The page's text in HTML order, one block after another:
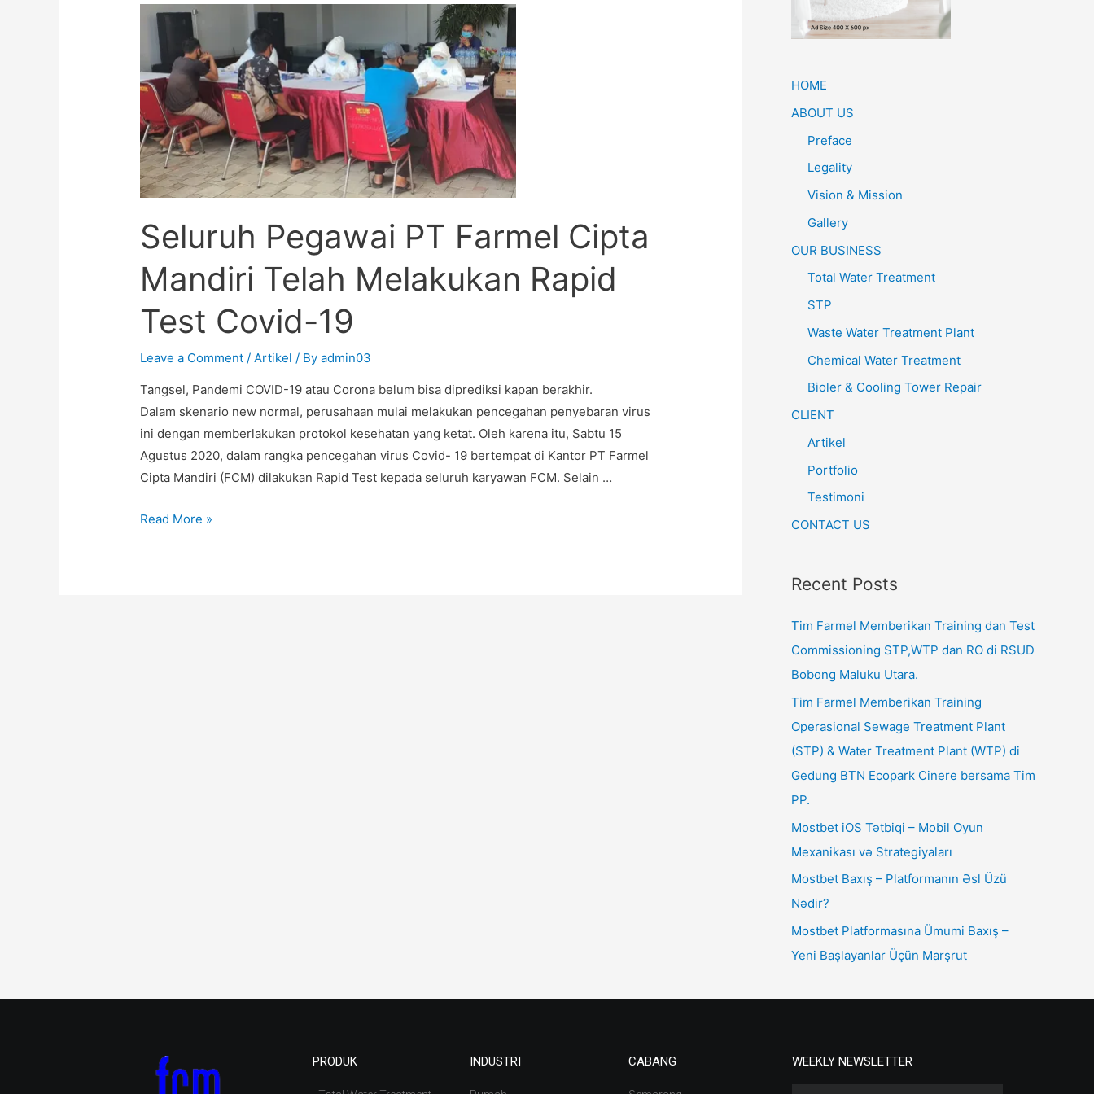
Seluruh Pegawai PT Farmel Cipta
Mandiri Telah Melakukan Rapid
Test Covid-19
Leave a Comment /Artikel / Byadmin03
Tangsel, Pandemi COVID-19 atau Corona belum bisa diprediksi kapan berakhir.
Dalam skenario new normal, perusahaan mulai melakukan pencegahan penyebaran virus
ini dengan memberlakukan protokol kesehatan yang ketat. Oleh karena itu, Sabtu 15
Agustus 2020, dalam rangka pencegahan virus Covid- 19 bertempat di Kantor PT Farmel
Cipta Mandiri (FCM) dilakukan Rapid Test kepada seluruh karyawan FCM. Selain …
Read More »
HOME
ABOUT US
Preface
Legality
Vision & Mission
Gallery
OUR BUSINESS
Total Water Treatment
STP
Waste Water Treatment Plant
Chemical Water Treatment
Bioler & Cooling Tower Repair
CLIENT
Artikel
Portfolio
Testimoni
CONTACT US
Recent Posts
Tim Farmel Memberikan Training dan Test
Commissioning STP,WTP dan RO di RSUD
Bobong Maluku Utara.
Tim Farmel Memberikan Training
Operasional Sewage Treatment Plant
(STP) & Water Treatment Plant (WTP) di
Gedung BTN Ecopark Cinere bersama Tim
PP.
Mostbet iOS Tətbiqi – Mobil Oyun
Mexanikası və Strategiyaları
Mostbet Baxış – Platformanın Əsl Üzü
Nədir?
Mostbet Platformasına Ümumi Baxış –
Yeni Başlayanlar Üçün Marşrut
PRODUK INDUSTRI CABANG WEEKLY NEWSLETTER